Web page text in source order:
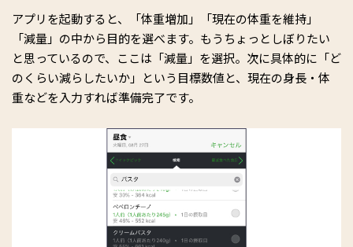
アプリを起動すると、「体重増加」「現在の体重を維持」
「減量」の中から目的を選べます。もうちょっとしぼりたい
と思っているので、ここは「減量」を選択。次に具体的に「ど
のくらい減らしたいか」という目標数値と、現在の身長・体
重などを入力すれば準備完了です。